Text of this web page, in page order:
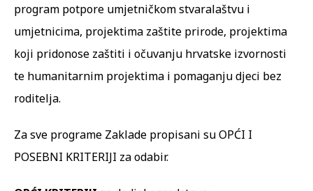
program potpore umjetničkom stvaralaštvu i
umjetnicima, projektima zaštite prirode, projektima
koji pridonose zaštiti i očuvanju hrvatske izvornosti
te humanitarnim projektima i pomaganju djeci bez
roditelja.
Za sve programe Zaklade propisani su OPĆI I
POSEBNI KRITERIJI za odabir.